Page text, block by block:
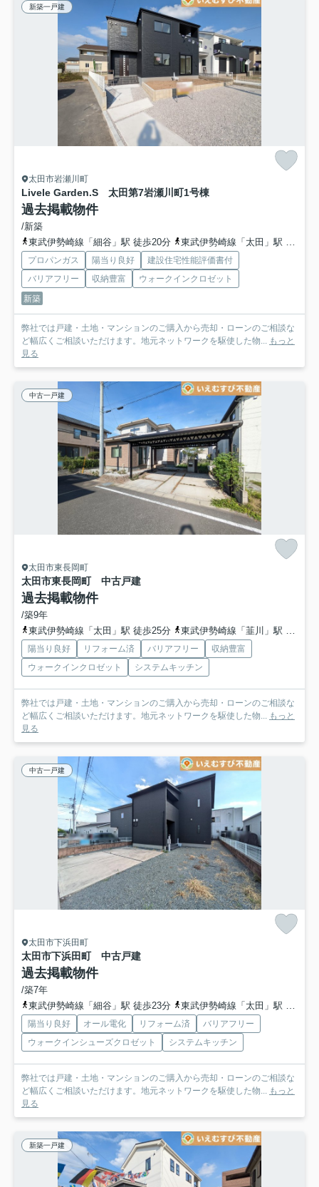
新築一戸建
太田市岩瀬川町
Livele Garden.S 太田第7岩瀬川町1号棟
過去掲載物件
/新築
東武伊勢崎線「細谷」駅 徒歩20分
東武伊勢崎線「太田」駅 徒歩51分
プロパンガス 陽当り良好
建設住宅性能評価書付
バリアフリー
収納豊富
ウォークインクロゼット
新築
弊社では戸建・土地・マンションのご購入から売却・ローンのご相談な
ど幅広くご相談いただけます。地元ネットワークを駆使した物...
もっと
見る
中古一戸建
太田市東長岡町
太田市東長岡町 中古戸建
過去掲載物件
/築9年
東武伊勢崎線「太田」駅 徒歩25分
東武伊勢崎線「韮川」駅 徒歩19分
陽当り良好 リフォーム済 バリアフリー
収納豊富
ウォークインクロゼット
システムキッチン
弊社では戸建・土地・マンションのご購入から売却・ローンのご相談な
ど幅広くご相談いただけます。地元ネットワークを駆使した物...
もっと
見る
中古一戸建
太田市下浜田町
太田市下浜田町 中古戸建
過去掲載物件
/築7年
東武伊勢崎線「細谷」駅 徒歩23分
東武伊勢崎線「太田」駅 徒歩35分
陽当り良好 オール電化 リフォーム済
バリアフリー
ウォークインシューズクロゼット
システムキッチン
弊社では戸建・土地・マンションのご購入から売却・ローンのご相談な
ど幅広くご相談いただけます。地元ネットワークを駆使した物...
もっと
見る
新築一戸建